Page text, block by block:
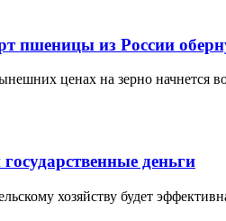
пшеницы из России
ценах на зерно начнется
деньги
хозяйству будет